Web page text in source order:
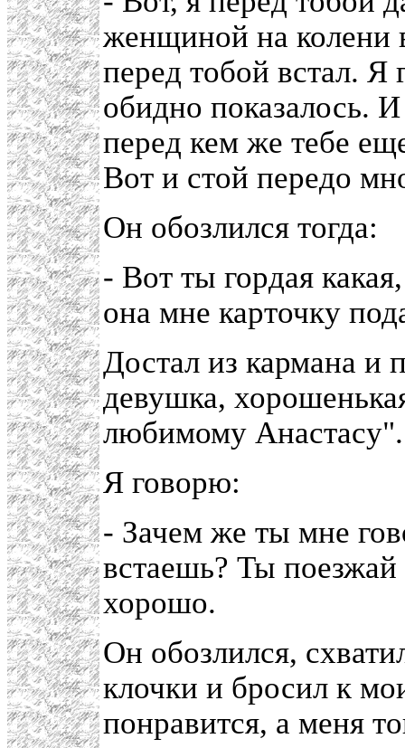
женщиной на колени
перед тобой встал. Я
обидно показалось.
перед кем же тебе
Вот и стой передо
Он обозлился тогда:
- Вот ты гордая
она мне карточку
Достал из кармана и
девушка,
любимому Анастасу".
Я говорю:
- Зачем же ты мне
встаешь? Ты поезжай
хорошо.
Он обозлился,
клочки и бросил к
понравится, а меня